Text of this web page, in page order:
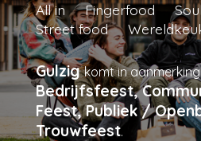
All in Fingerfood
Street food
Gulzigkomt in
Bedrijfsfeest,
Feest, Publiek /
Trouwfeest.